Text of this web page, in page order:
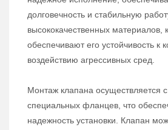
долговечность и стабильную
высококачественных материалов,
обеспечивают его устойчивость к
воздействию агрессивных сред.
Монтаж клапана осуществляется
специальных фланцев, что
надежность установки. Клапан